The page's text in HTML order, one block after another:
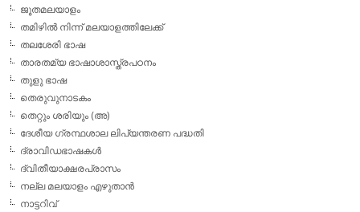
ജൂതമലയാളം
തമിഴില്‍ നിന്ന് മലയാളത്തിലേക്ക്
തലശേരി ഭാഷ
താരതമ്യ ഭാഷാശാസ്ത്രപഠനം
തുളു ഭാഷ
തെരുവുനാടകം
തെറ്റും ശരിയും (അ)
ദേശീയ ഗ്രന്ഥശാല ലിപ്യന്തരണ പദ്ധതി
ദ്രാവിഡഭാഷകള്‍
ദ്വിതീയാക്ഷരപ്രാസം
നല്ല മലയാളം എഴുതാന്‍
നാട്ടറിവ്